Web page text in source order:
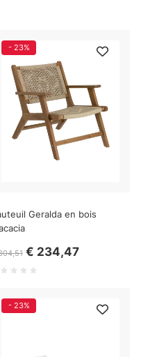
- 23%
Geralda en bois
€ 234,47
- 23%